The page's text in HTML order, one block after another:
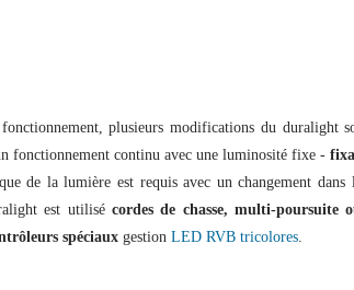
plusieurs modifications du duralight
fonctionnement continu avec une luminosité fixe -
de la lumière est requis avec un changement
est utilisé cordes de chasse, multi-poursuite
spéciaux gestion LED RVB tricolores.